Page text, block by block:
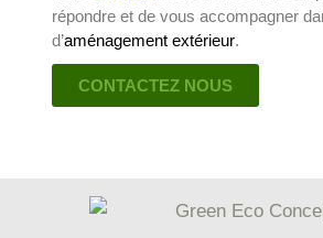
répondre et de vous accompagner
d’aménagement extérieur.
CONTACTEZ NOUS